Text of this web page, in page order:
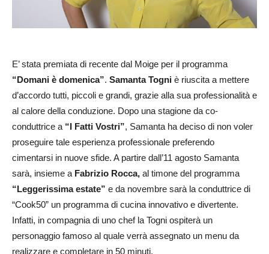
E’ stata premiata di recente dal Moige per il programma
“Domani è domenica”. Samanta Togni è riuscita a mettere
d’accordo tutti, piccoli e grandi, grazie alla sua professionalità e
al calore della conduzione. Dopo una stagione da co-
conduttrice a “I Fatti Vostri”, Samanta ha deciso di non voler
proseguire tale esperienza professionale preferendo
cimentarsi in nuove sfide. A partire dall’11 agosto Samanta
sarà, insieme a Fabrizio Rocca, al timone del programma
“Leggerissima estate” e da novembre sarà la conduttrice di
“Cook50” un programma di cucina innovativo e divertente.
Infatti, in compagnia di uno chef la Togni ospiterà un
personaggio famoso al quale verrà assegnato un menu da
realizzare e completare in 50 minuti.